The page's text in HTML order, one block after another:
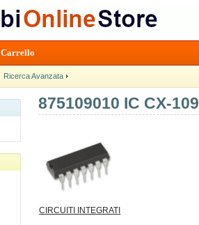
Carrello
Ricerca Avanzata
875109010 IC CX-109
CIRCUITI INTEGRATI